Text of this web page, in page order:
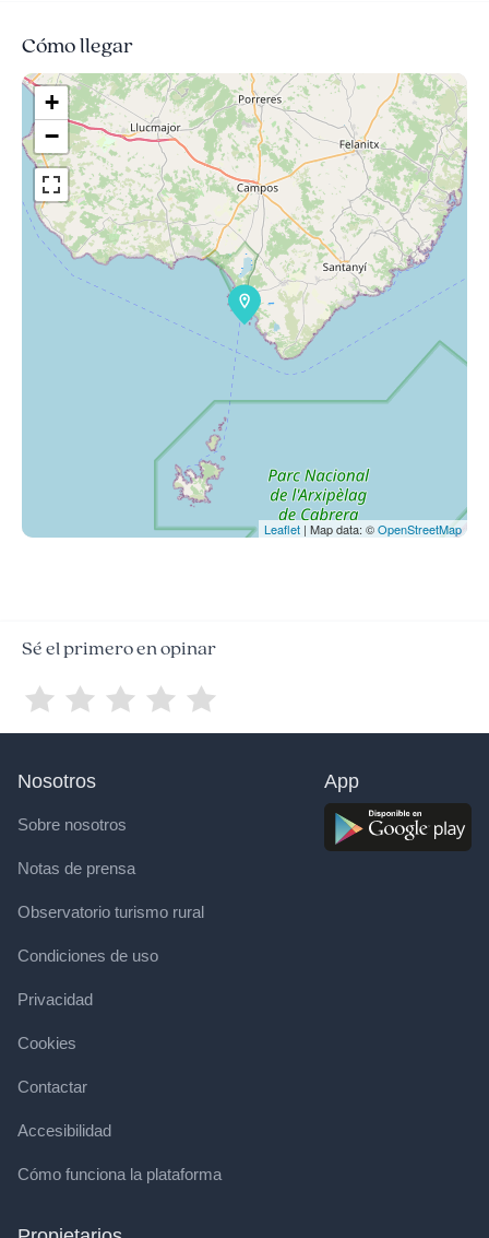
Cómo llegar
+
−
Leaflet | Map data: ©OpenStreetMap
Sé el primero en opinar
Nosotros
Sobre nosotros
Notas de prensa
Observatorio turismo rural
Condiciones de uso
Privacidad
Cookies
Contactar
Accesibilidad
Cómo funciona la plataforma
App